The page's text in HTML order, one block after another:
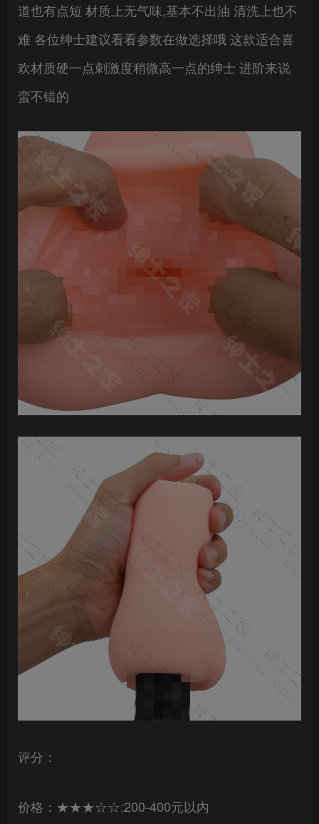
道也有点短 材质上无气味,基本不出油 清洗上也不
难 各位绅士建议看看参数在做选择哦 这款适合喜
欢材质硬一点刺激度稍微高一点的绅士 进阶来说
蛮不错的
评分：
价格：★★★☆☆:200-400元以内